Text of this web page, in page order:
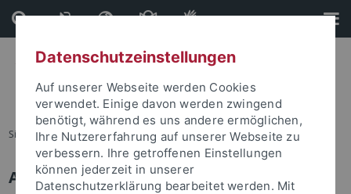
Direkt
zum
Inhalt
Direkt
zur
Fußleiste
Sie sind hier: Startseite
Anmelden
Datenschutzeinstellungen
Auf unserer Webseite werden Cookies
verwendet. Einige davon werden zwingend
benötigt, während es uns andere ermöglichen,
Ihre Nutzererfahrung auf unserer Webseite zu
verbessern. Ihre getroffenen Einstellungen
können jederzeit in unserer
Datenschutzerklärung bearbeitet werden. Mit